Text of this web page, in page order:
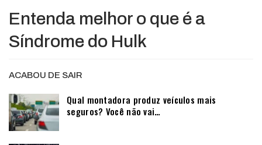
Entenda melhor o que é a
Síndrome do Hulk
ACABOU DE SAIR
Qual montadora produz veículos mais
seguros? Você não vai…